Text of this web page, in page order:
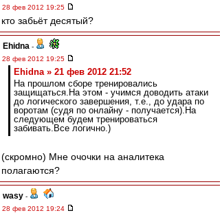
28 фев 2012 19:25
кто забьёт десятый?
Ehidna -
28 фев 2012 19:25
Ehidna » 21 фев 2012 21:52
На прошлом сборе тренировались
защищаться.На этом - учимся доводить атаки
до логического завершения, т.е., до удара по
воротам (судя по онлайну - получается).На
следующем будем тренироваться
забивать.Все логично.)
(скромно) Мне очочки на аналитека
полагаются?
wasy -
28 фев 2012 19:24